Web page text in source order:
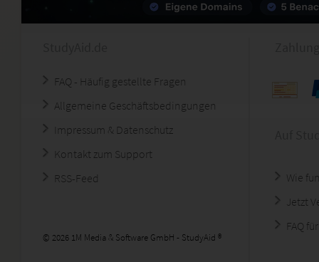
FAQ - Häufig gestellte Fragen
Allgemeine Geschäftsbedingungen
Impressum & Datenschutz
Kontakt zum Support
RSS-Feed
© 2026 1M Media & Software GmbH - StudyAid ®
Wie
Jetzt
FAQ